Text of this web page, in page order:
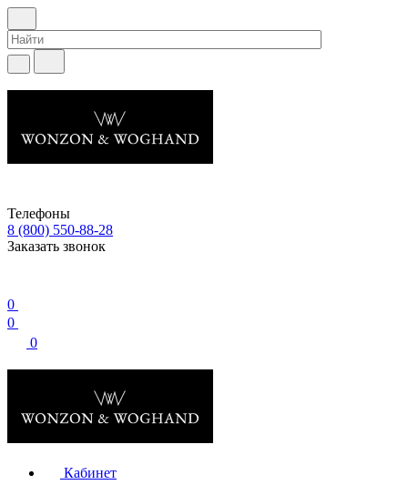
Телефоны
8 (800) 550-88-28
Заказать звонок
0
0
0
Кабинет